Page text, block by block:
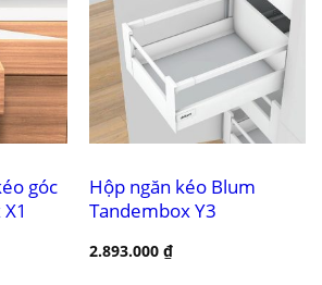
góc
Hộp ngăn kéo Blum
Tandembox Y3
2.893.000 ₫